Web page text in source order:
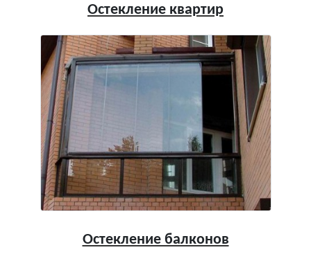
Остекление квартир
Остекление балконов